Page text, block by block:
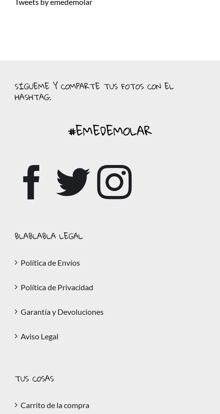
SÍGUEME Y COMPARTE TUS FOTOS CON EL
HASHTAG:
#EMEDEMOLAR
BLABLABLA LEGAL
Política de Envíos
Política de Privacidad
Garantía y Devoluciones
Aviso Legal
TUS COSAS
Carrito de la compra